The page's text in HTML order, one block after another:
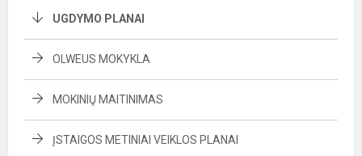
UGDYMO PLANAI
OLWEUS MOKYKLA
MOKINIŲ MAITINIMAS
ĮSTAIGOS METINIAI VEIKLOS PLANAI